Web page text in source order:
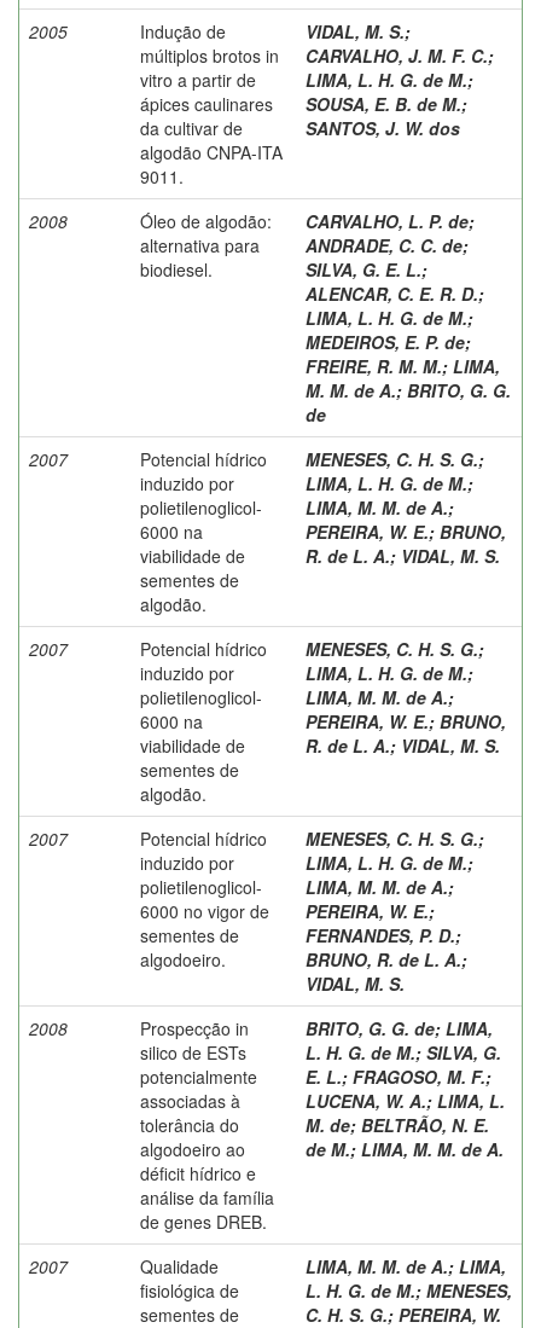
2005
Indução de
múltiplos brotos in
vitro a partir de
ápices caulinares
da cultivar de
algodão CNPA-ITA
9011.
VIDAL, M. S.;
CARVALHO, J. M. F. C.;
LIMA, L. H. G. de M.;
SOUSA, E. B. de M.;
SANTOS, J. W. dos
2008
Óleo de algodão:
alternativa para
biodiesel.
CARVALHO, L. P. de;
ANDRADE, C. C. de;
SILVA, G. E. L.;
ALENCAR, C. E. R. D.;
LIMA, L. H. G. de M.;
MEDEIROS, E. P. de;
FREIRE, R. M. M.; LIMA,
M. M. de A.; BRITO, G. G.
de
2007
Potencial hídrico
induzido por
polietilenoglicol-
6000 na
viabilidade de
sementes de
algodão.
MENESES, C. H. S. G.;
LIMA, L. H. G. de M.;
LIMA, M. M. de A.;
PEREIRA, W. E.; BRUNO,
R. de L. A.; VIDAL, M. S.
2007
Potencial hídrico
induzido por
polietilenoglicol-
6000 na
viabilidade de
sementes de
algodão.
MENESES, C. H. S. G.;
LIMA, L. H. G. de M.;
LIMA, M. M. de A.;
PEREIRA, W. E.; BRUNO,
R. de L. A.; VIDAL, M. S.
2007
Potencial hídrico
induzido por
polietilenoglicol-
6000 no vigor de
sementes de
algodoeiro.
MENESES, C. H. S. G.;
LIMA, L. H. G. de M.;
LIMA, M. M. de A.;
PEREIRA, W. E.;
FERNANDES, P. D.;
BRUNO, R. de L. A.;
VIDAL, M. S.
2008
Prospecção in
silico de ESTs
potencialmente
associadas à
tolerância do
algodoeiro ao
déficit hídrico e
análise da família
de genes DREB.
BRITO, G. G. de; LIMA,
L. H. G. de M.; SILVA, G.
E. L.; FRAGOSO, M. F.;
LUCENA, W. A.; LIMA, L.
M. de; BELTRÃO, N. E.
de M.; LIMA, M. M. de A.
2007
Qualidade
fisiológica de
sementes de
LIMA, M. M. de A.; LIMA,
L. H. G. de M.; MENESES,
C. H. S. G.; PEREIRA, W.